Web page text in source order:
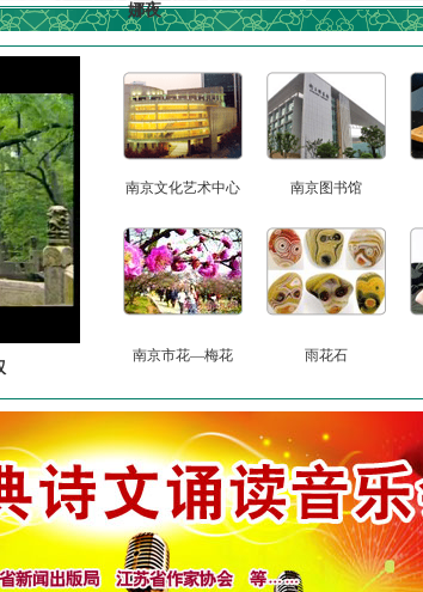
娜夜 胡弦
南京文化艺术中心 南京图书馆
南京市花—梅花 雨花石